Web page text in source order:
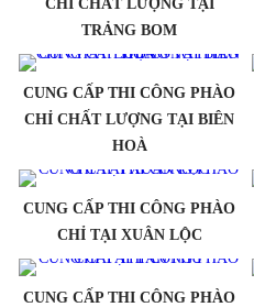
CHỈ CHẤT LƯỢNG TẠI
TRẢNG BOM
CUNG CẤP THI CÔNG PHÀO
CHỈ CHẤT LƯỢNG TẠI BIÊN
HOÀ
CUNG CẤP THI CÔNG PHÀO
CHỈ TẠI XUÂN LỘC
CUNG CẤP THI CÔNG PHÀO